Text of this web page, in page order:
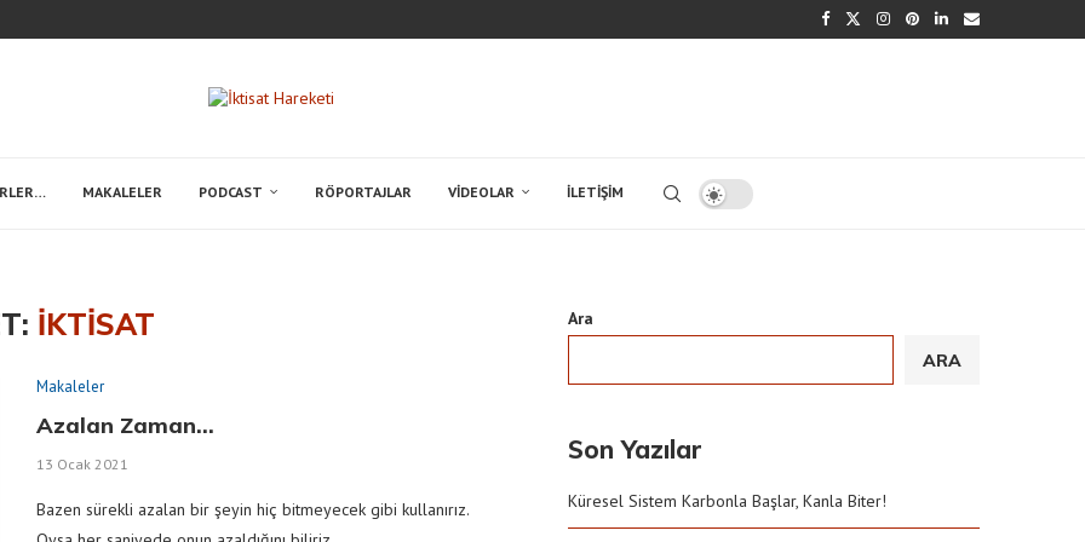
MAKALELER PODCAST RÖPORTAJLAR VIDEOLAR İLETIŞIM
IKTISAT
Makaleler
Azalan Zaman…
13 Ocak 2021
Bazen sürekli azalan bir şeyin hiç bitmeyecek gibi kullanırız.
Ara
ARA
Son Yazılar
Küresel Sistem Karbonla Başlar, Kanla Biter!